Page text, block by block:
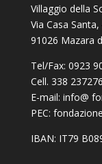
Villaggio della
Via Casa Santa,
91026 Mazara
Tel/Fax: 0923
Cell. 338
E-mail: info@
PEC:
IBAN: IT79